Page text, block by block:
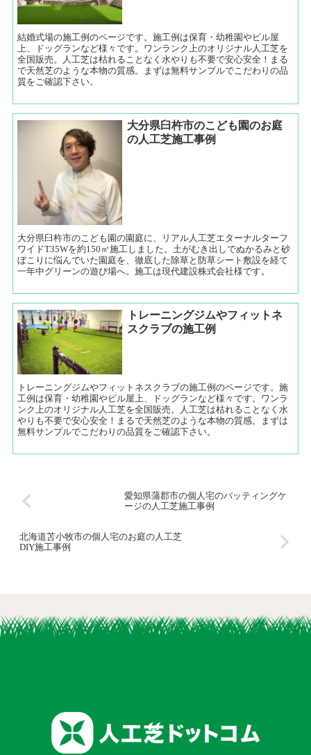
結婚式場の施工例のページです。施工例は保育・幼稚園やビル屋
上、ドッグランなど様々です。ワンランク上のオリジナル人工芝を
全国販売。人工芝は枯れることなく水やりも不要で安心安全！まる
で天然芝のような本物の質感。まずは無料サンプルでこだわりの品
質をご確認下さい。
大分県臼杵市のこども園のお庭
の人工芝施工事例
大分県臼杵市のこども園の園庭に、リアル人工芝エターナルターフ
ワイドT35Wを約150㎡施工しました。土がむき出しでぬかるみと砂
ぼこりに悩んでいた園庭を、徹底した除草と防草シート敷設を経て
一年中グリーンの遊び場へ。施工は現代建設株式会社様です。
トレーニングジムやフィットネ
スクラブの施工例
トレーニングジムやフィットネスクラブの施工例のページです。施
工例は保育・幼稚園やビル屋上、ドッグランなど様々です。ワンラ
ンク上のオリジナル人工芝を全国販売。人工芝は枯れることなく水
やりも不要で安心安全！まるで天然芝のような本物の質感。まずは
無料サンプルでこだわりの品質をご確認下さい。
愛知県蒲郡市の個人宅のバッティングケ
ージの人工芝施工事例
北海道苫小牧市の個人宅のお庭の人工芝
DIY施工事例